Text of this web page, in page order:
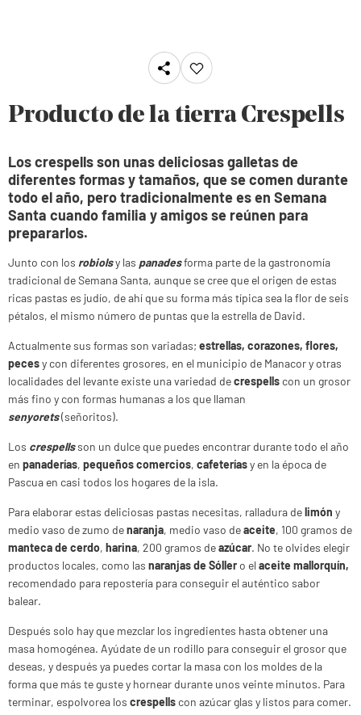
Producto de la tierra Crespells
Los crespells son unas deliciosas galletas de
diferentes formas y tamaños, que se comen durante
todo el año, pero tradicionalmente es en Semana
Santa cuando familia y amigos se reúnen para
prepararlos.
Junto con los robiolsy las panadesforma parte de la gastronomía
tradicional de Semana Santa, aunque se cree que el origen de estas
ricas pastas es judío, de ahí que su forma más típica sea la flor de seis
pétalos, el mismo número de puntas que la estrella de David.
Actualmente sus formas son variadas; estrellas, corazones, flores,
pecesy con diferentes grosores, en el municipio de Manacor y otras
localidades del levante existe una variedad decrespells con un grosor
más fino y con formas humanas a los que llaman
senyorets(señoritos).
Los crespellsson un dulce que puedes encontrar durante todo el año
en panaderías, pequeños comercios, cafeteríasy en la época de
Pascua en casi todos los hogares de la isla.
Para elaborar estas deliciosas pastas necesitas, ralladura delimón y
medio vaso de zumo denaranja, medio vaso deaceite, 100 gramos de
manteca de cerdo, harina, 200 gramos deazúcar. No te olvides elegir
productos locales, como las naranjas de Sóller o el aceite mallorquín,
recomendado para repostería para conseguir el auténtico sabor
balear.
Después solo hay que mezclar los ingredientes hasta obtener una
masa homogénea. Ayúdate de un rodillo para conseguir el grosor que
deseas, y después ya puedes cortar la masa con los moldes de la
forma que más te guste y hornear durante unos veinte minutos. Para
terminar, espolvorea los crespells con azúcar glas y listos para comer.